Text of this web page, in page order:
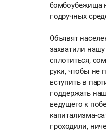
бомбоубежища
подручных
Объявят
захватили
сплотиться,
руки, чтобы не
вступить в
поддержать
ведущего к
капитализма-
проходили,